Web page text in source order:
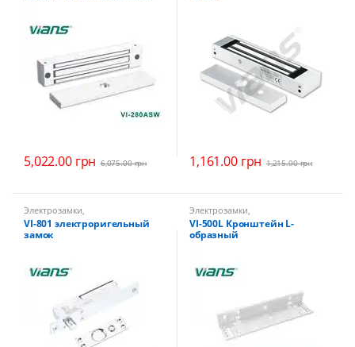
5,022.00грн 6,075.00грн 1,161.00грн 1,215.00грн
Электрозамки
Электроригельные замки
VI-801 электроригельный
замок
Электрозамки
Электромагнитные замки
VI-500L Кронштейн L-
образный